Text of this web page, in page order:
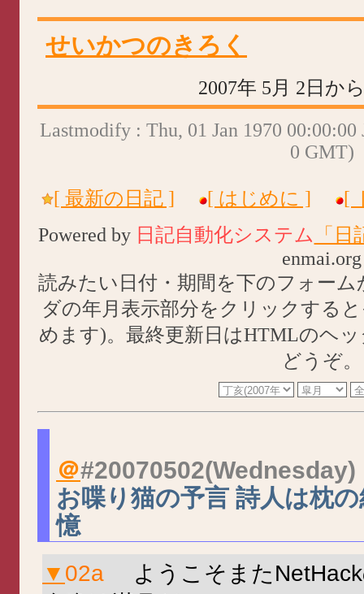
せいかつのきろく
2007年 5月 2日
Lastmodify : Thu, 01 Jan 1970 00:00:00
0 GMT)
[ 最新の日記 ] [ はじめに ]
[
Powered by 日記自動化システム 「
enmai.org
読みたい日付・期間を下のフォー
ダの年月表示部分をクリックする
めます)。最終更新日はHTMLのヘ
どうぞ。
＠#20070502(Wednesday)
お喋り猫の予言 詩人は枕
憶
▼ 02a
ようこそまた